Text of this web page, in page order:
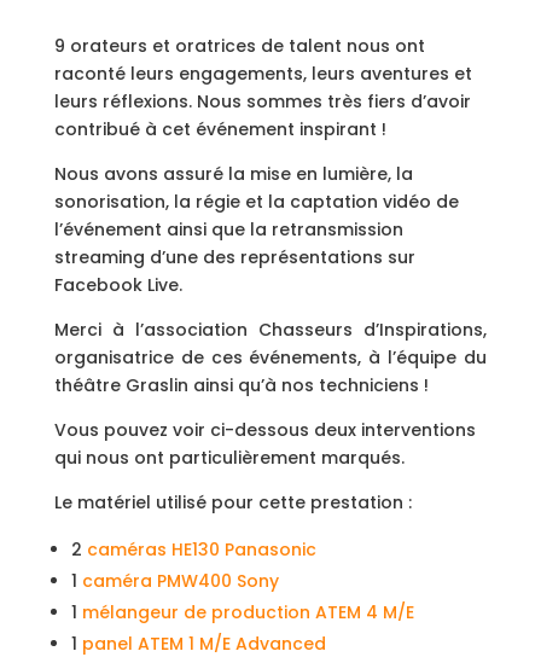
9 orateurs et oratrices de talent nous ont
raconté leurs engagements, leurs aventures et
leurs réflexions. Nous sommes très fiers d’avoir
contribué à cet événement inspirant !
Nous avons assuré la mise en lumière, la
sonorisation, la régie et la captation vidéo de
l’événement ainsi que la retransmission
streaming d’une des représentations sur
Facebook Live.
Merci à l’association Chasseurs d’Inspirations,
organisatrice de ces événements, à l’équipe du
théâtre Graslin ainsi qu’à nos techniciens !
Vous pouvez voir ci-dessous deux interventions
qui nous ont particulièrement marqués.
Le matériel utilisé pour cette prestation :
2 caméras HE130 Panasonic
1 caméra PMW400 Sony
1 mélangeur de production ATEM 4 M/E
1 panel ATEM 1 M/E Advanced